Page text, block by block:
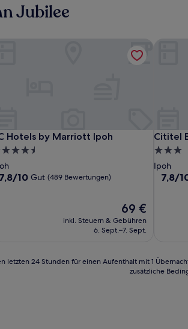
Jubilee
Hotels by Marriott Ipoh
Hotels by Marriott Ipoh
7.8
7,8/10 Gut (489 Bewertungen)
Der
Preis
beträgt
69 €
inkl. Steuern & Gebühren
6. Sept.–7. Sept.
Cititel
Cititel
3.0-
Sterne-
Ipoh
7.8
7,8/
letzten 24 Stunden für einen Aufenthalt mit 1
zusätzliche